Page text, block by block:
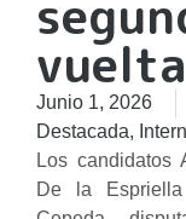
vuelta
Junio 1, 2026
Destacada,
Los candidatos
De la